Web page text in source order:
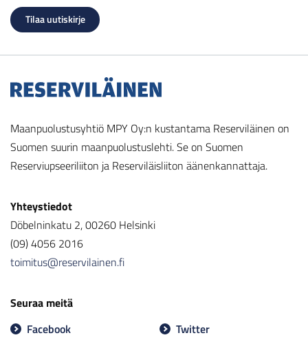
Maanpuolustusyhtiö MPY Oy:n kustantama Reserviläinen on
Suomen suurin maanpuolustuslehti. Se on Suomen
Reserviupseeriliiton ja Reserviläisliiton äänenkannattaja.
Yhteystiedot
Döbelninkatu 2, 00260 Helsinki
(09) 4056 2016
toimitus@reservilainen.fi
Seuraa meitä
Facebook
Twitter